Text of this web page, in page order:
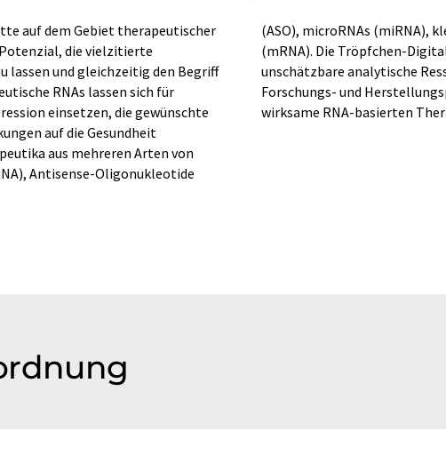
auf dem Gebiet therapeutischer
die vielzitierte
lassen und gleichzeitig den Begriff
RNAs lassen sich für
einsetzen, die gewünschte
auf die Gesundheit
aus mehreren Arten von
Antisense-Oligonukleotide
RNAs (siRNA) und Boten-RNAs
(ddPCR) hat sich als
wird in verschiedenen Stadien des
eingesetzt, um sichere und
wirksame RNA-basierten